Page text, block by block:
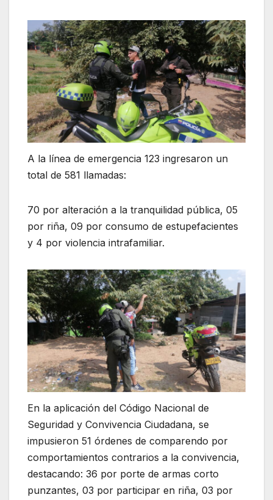
A la línea de emergencia 123 ingresaron un
total de 581 llamadas:
70 por alteración a la tranquilidad pública, 05
por riña, 09 por consumo de estupefacientes
y 4 por violencia intrafamiliar.
En la aplicación del Código Nacional de
Seguridad y Convivencia Ciudadana, se
impusieron 51 órdenes de comparendo por
comportamientos contrarios a la convivencia,
destacando: 36 por porte de armas corto
punzantes, 03 por participar en riña, 03 por